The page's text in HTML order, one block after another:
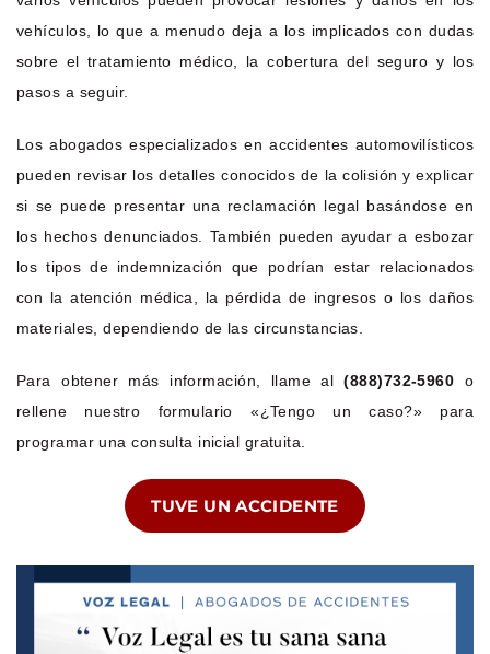
vehículos, lo que a menudo deja a los implicados con dudas
sobre el tratamiento médico, la cobertura del seguro y los
pasos a seguir.
Los abogados especializados en accidentes automovilísticos
pueden revisar los detalles conocidos de la colisión y explicar
si se puede presentar una reclamación legal basándose en
los hechos denunciados. También pueden ayudar a esbozar
los tipos de indemnización que podrían estar relacionados
con la atención médica, la pérdida de ingresos o los daños
materiales, dependiendo de las circunstancias.
Para obtener más información, llame al(888)732-5960 o
rellene nuestro formulario «¿Tengo un caso?» para
programar una consulta inicial gratuita.
TUVE UN ACCIDENTE